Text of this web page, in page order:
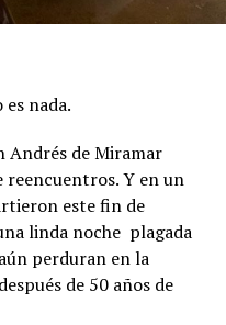
nada.
Andrés de Miramar
Y en un
este fin de
linda noche plagada
perduran en la
de 50 años de